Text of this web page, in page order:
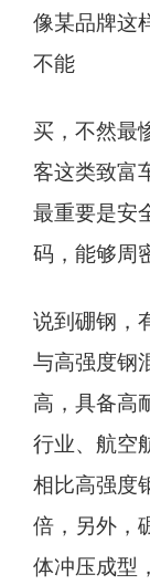
像某品牌这
不能
买，不然最
客这类致富
最重要是安
码，能够周
说到硼钢，
与高强度钢
高，具备高
行业、航空
相比高强度
倍，另外，
体冲压成型